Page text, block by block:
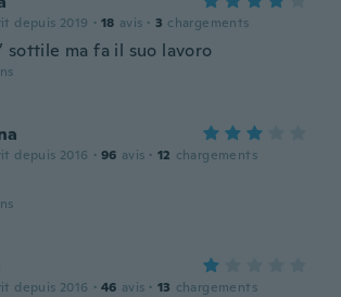
depuis 2019 · 18 avis · 3 chargements
sottile ma fa il suo lavoro
depuis 2016 · 96 avis · 12 chargements
depuis 2016 · 46 avis · 13 chargements